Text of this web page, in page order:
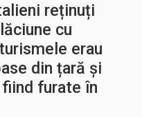
reținuți
cu
erau
din țară și
furate în